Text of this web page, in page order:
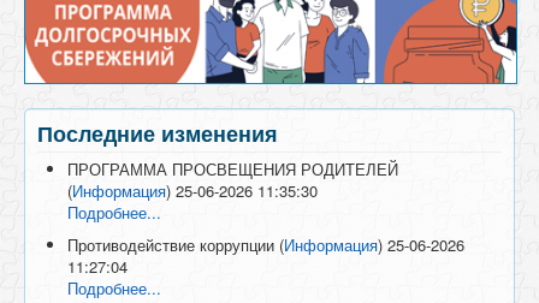
Последние изменения
ПРОГРАММА ПРОСВЕЩЕНИЯ РОДИТЕЛЕЙ
(Информация) 25-06-2026 11:35:30
Подробнее...
Противодействие коррупции (Информация) 25-06-2026
11:27:04
Подробнее...